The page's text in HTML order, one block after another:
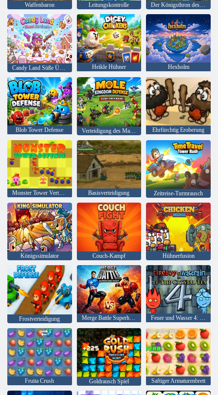
Waffenbaron Leitungskontrolle Der Königsthron des letzten Ritters
Heikle Hühner Hexholm
Blob Tower Defense Verteidigung des Maulwurfskönigreichs Ehrfürchtig Eroberung
Monster Tower Verteidigung Basisverteidigung Zeitreise-Turmrausch
Königssimulator Couch-Kampf Hühnerfusion
Frostverteidigung Merge Battle Superhelden-Kampf Feuer und Wasser 4: Kristalltempel
Fruita Crush Goldrausch Spiel Saftiger Armaturenbrett